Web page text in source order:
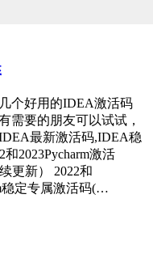
个好用的IDEA激活码
需要的朋友可以试试，
最新激活码,IDEA稳
2023Pycharm激活
更新） 2022和
稳定专属激活码(…